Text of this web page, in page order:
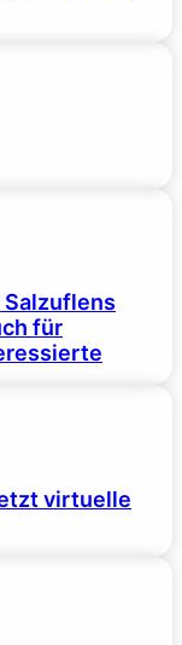
Salzuflens
für
virtuelle